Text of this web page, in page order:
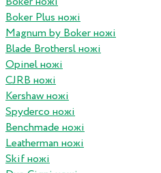
Boker Plus ножі
Magnum by Boker ножі
Blade Brothersl ножі
Opinel ножі
CJRB ножі
Kershaw ножі
Spyderco ножі
Benchmade ножі
Leatherman ножі
Skif ножі